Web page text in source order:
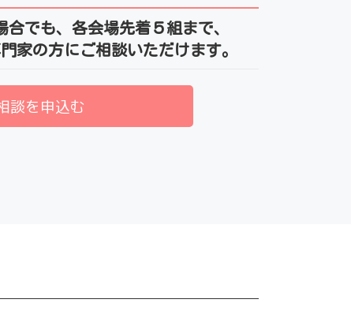
でも、各会場先着５組まで、
家の方にご相談いただけます。
談を申込む